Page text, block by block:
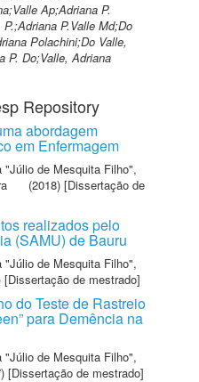
Ap;Adriana P.
P.Valle Md;Do
Polachini;Do Valle,
P. Do;Valle, Adriana
Repository
abordagem
em Enfermagem
de Mesquita Filho",
(2018) [Dissertação de
realizados pelo
(SAMU) de Bauru
de Mesquita Filho",
[Dissertação de mestrado]
do Teste de Rastreio
para Demência na
de Mesquita Filho",
[Dissertação de mestrado]